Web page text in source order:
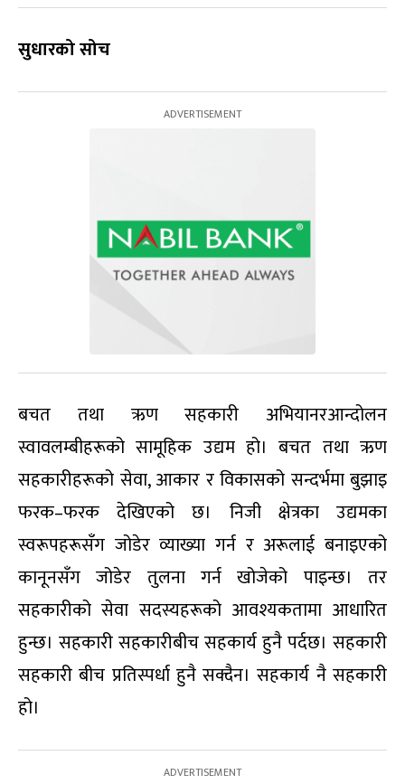
सुधारको सोच
बचत तथा ऋण सहकारी अभियानरआन्दोलन
स्वावलम्बीहरूको सामूहिक उद्यम हो। बचत तथा ऋण
सहकारीहरूको सेवा, आकार र विकासको सन्दर्भमा बुझाइ
फरक–फरक देखिएको छ। निजी क्षेत्रका उद्यमका
स्वरूपहरूसँग जोडेर व्याख्या गर्न र अरूलाई बनाइएको
कानूनसँग जोडेर तुलना गर्न खोजेको पाइन्छ। तर
सहकारीको सेवा सदस्यहरूको आवश्यकतामा आधारित
हुन्छ। सहकारी सहकारीबीच सहकार्य हुनै पर्दछ। सहकारी
सहकारी बीच प्रतिस्पर्धा हुनै सक्दैन। सहकार्य नै सहकारी
हो।